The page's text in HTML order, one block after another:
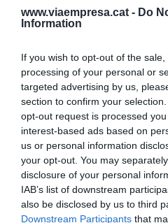
www.viaempresa.cat - Do
Information
If you wish to opt-out of the
processing of your personal or
targeted advertising by us,
section to confirm your
opt-out request is processed
interest-based ads based on
us or personal information
your opt-out. You may
disclosure of your personal
IAB’s list of downstream
also be disclosed by us to third
Downstream Participants that